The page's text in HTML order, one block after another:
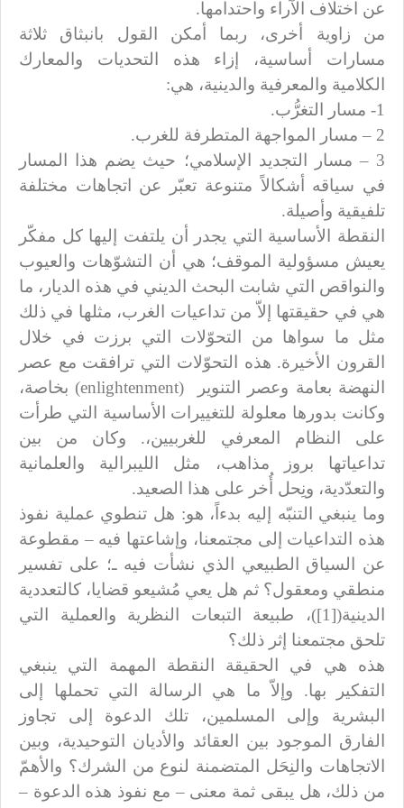
عن اختلاف الآراء واحتدامها.
من زاوية أخرى، ربما أمكن القول بانبثاق ثلاثة
مسارات أساسية، إزاء هذه التحديات والمعارك
الكلامية والمعرفية والدينية، هي:
1- مسار التغرُّب.
2 – مسار المواجهة المتطرفة للغرب.
3 – مسار التجديد الإسلامي؛ حيث يضم هذا المسار
في سياقه أشكالاً متنوعة تعبّر عن اتجاهات مختلفة
تلفيقية وأصيلة.
النقطة الأساسية التي يجدر أن يلتفت إليها كل مفكّر
يعيش مسؤولية الموقف؛ هي أن التشوّهات والعيوب
والنواقص التي شابت البحث الديني في هذه الديار، ما
هي في حقيقتها إلاّ من تداعيات الغرب، مثلها في ذلك
مثل ما سواها من التحوّلات التي برزت في خلال
القرون الأخيرة. هذه التحوّلات التي ترافقت مع عصر
النهضة بعامة وعصر التنوير
(
enlightenment) بخاصة،
وكانت بدورها معلولة للتغييرات الأساسية التي طرأت
على النظام المعرفي للغربيين،. وكان من بين
تداعياتها بروز مذاهب، مثل الليبرالية والعلمانية
والتعدّدية، ونِحل أُخر على هذا الصعيد.
وما ينبغي التنبّه إليه بدءاً، هو: هل تنطوي عملية نفوذ
هذه التداعيات إلى مجتمعنا، وإشاعتها فيه – مقطوعة
عن السياق الطبيعي الذي نشأت فيه ـ؛ على تفسير
منطقي ومعقول؟ ثم هل يعي مُشيعو قضايا، كالتعددية
الدينية([1])، طبيعة التبعات النظرية والعملية التي
تلحق مجتمعنا إثر ذلك؟
هذه هي في الحقيقة النقطة المهمة التي ينبغي
التفكير بها. وإلاّ ما هي الرسالة التي تحملها إلى
البشرية وإلى المسلمين، تلك الدعوة إلى تجاوز
الفارق الموجود بين العقائد والأديان التوحيدية، وبين
الاتجاهات والنِحَل المتضمنة لنوع من الشرك؟ والأهمّ
من ذلك، هل يبقى ثمة معنى – مع نفوذ هذه الدعوة –